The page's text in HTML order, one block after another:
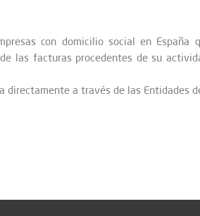
con domicilio social en España
las facturas procedentes de su
directamente a través de las Entidades